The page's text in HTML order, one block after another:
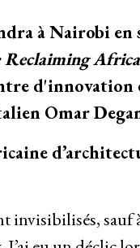
à Nairobi en
d'innovation
Omar
invisibilisés, sauf